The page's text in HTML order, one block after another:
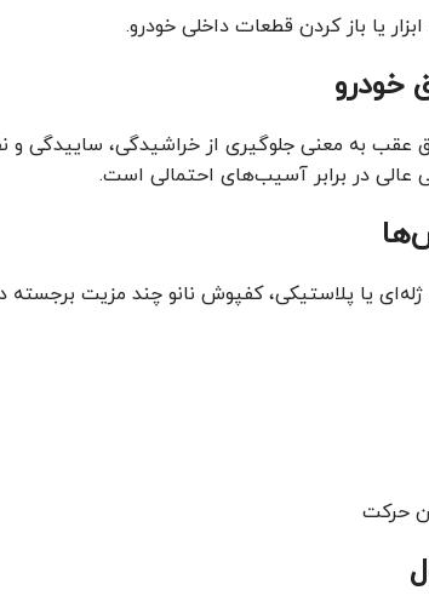
ابزار یا باز کردن قطعات داخلی خودرو.
خودرو
به معنی جلوگیری از خراشیدگی، ساییدگی و
عالی در برابر آسیب‌های احتمالی است.
یا پلاستیکی، کفپوش نانو چند مزیت برجسته
حرکت